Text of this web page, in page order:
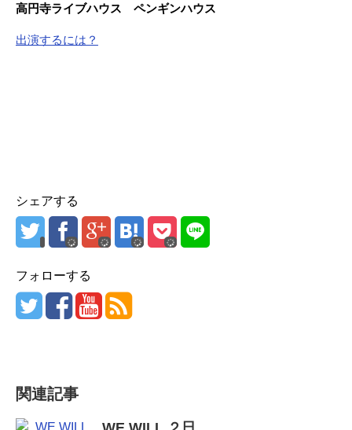
高円寺ライブハウス ペンギンハウス
出演するには？
シェアする
フォローする
関連記事